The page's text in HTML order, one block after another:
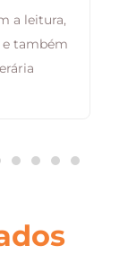
a leitura,
também